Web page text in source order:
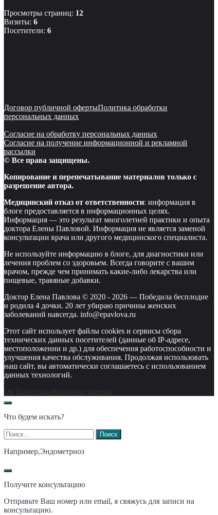
Просмотры страниц: 12
Визиты: 6
Посетители: 6
Договор публичной офертыПолитика обработки
персональных данных
Согласие на обработку персональных данных
Согласие на получение информационной и рекламной
рассылки
© Все права защищены.
Копирование и перепечатывание материалов только с
разрешение автора.
Медицинский отказ от ответственности: информация в
блоге предоставляется в информационных целях.
Информация — это результат многолетней практики и опыта
доктора Елены Павловой. Информация не является заменой
консультации врача или другого медицинского специалиста.
Не используйте информацию в блоге, для диагностики или
лечения проблем со здоровьем. Всегда говорите с вашим
врачом, прежде чем принимать какие-либо лекарства или
пищевые, травяные добавки.
Доктор Елена Павлова © 2020 - 2026 — Победила бесплодие
и родила 4 дочки. 20 лет убираю причины женских
заболеваний навсегда. info@epavlova.ru
Этот сайт использует файлы cookies и сервисы сбора
технических данных посетителей (данные об IP-адресе,
местоположении и др.) для обеспечения работоспособности и
улучшения качества обслуживания. Продолжая использовать
наш сайт, вы автоматически соглашаетесь с использованием
данных технологий.
Ок Политика обработки данных
Что будем искать?
Найти:
Например,Эндометриоз
Получите консультацию
Отправьте Ваш номер или email, я свяжусь для записи на
консультацию.